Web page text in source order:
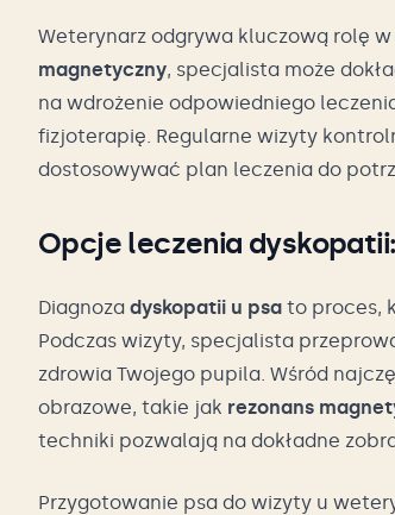
Weterynarz odgrywa kluczową rolę
magnetyczny, specjalista może
na wdrożenie odpowiedniego
fizjoterapię. Regularne wizyty
dostosowywać plan leczenia do
Opcje leczenia
Diagnoza dyskopatii u psa to proces,
Podczas wizyty, specjalista
zdrowia Twojego pupila. Wśród
obrazowe, takie jak rezonans
techniki pozwalają na dokładne
Przygotowanie psa do wizyty u